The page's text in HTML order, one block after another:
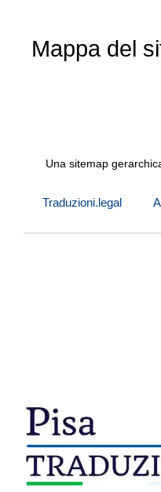
Mappa del
Una sitemap
Traduzioni.legal